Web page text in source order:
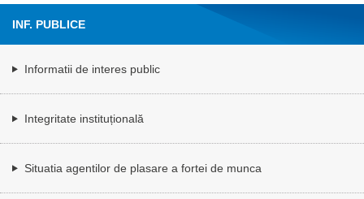
INF. PUBLICE
Informatii de interes public
Integritate instituțională
Situatia agentilor de plasare a fortei de munca